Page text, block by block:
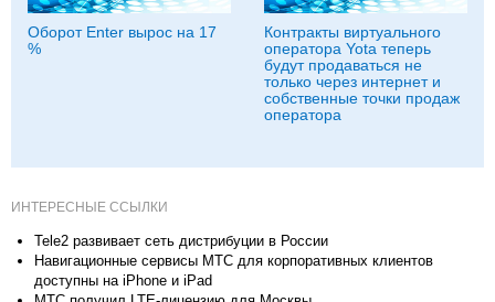
Оборот Enter вырос на 17
%
Контракты виртуального
оператора Yota теперь
будут продаваться не
только через интернет и
собственные точки продаж
оператора
ИНТЕРЕСНЫЕ ССЫЛКИ
Tele2 развивает сеть дистрибуции в России
Навигационные сервисы МТС для корпоративных клиентов
доступны на iPhone и iPad